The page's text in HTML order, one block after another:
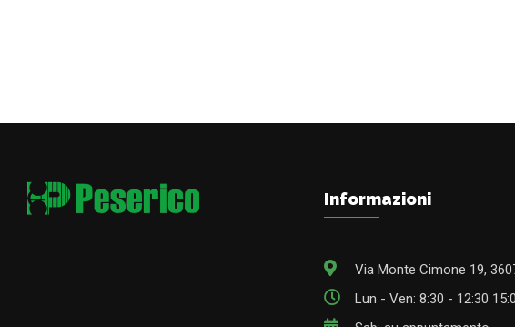
Informazioni
Via Monte Cimone 19,
Lun - Ven: 8:30 - 12:30